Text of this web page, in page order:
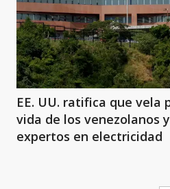
EE. UU. ratifica que vela
vida de los venezolanos
expertos en electricidad